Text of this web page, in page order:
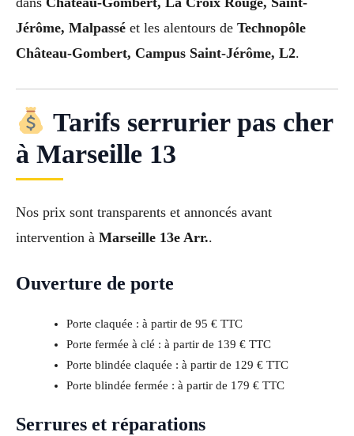
Jérôme, Malpassé et les alentours de Technopôle
Château-Gombert, Campus Saint-Jérôme, L2.
Tarifs serrurier pas cher
à Marseille 13
Nos prix sont transparents et annoncés avant
intervention à Marseille 13e Arr..
Ouverture de porte
Porte claquée : à partir de 95 € TTC
Porte fermée à clé : à partir de 139 € TTC
Porte blindée claquée : à partir de 129 € TTC
Porte blindée fermée : à partir de 179 € TTC
Serrures et réparations